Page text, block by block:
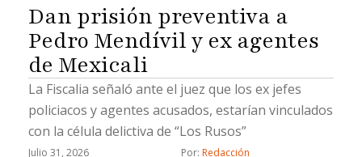
Dan prisión preventiva a
Pedro Mendívil y ex agentes
de Mexicali
La Fiscalia señaló ante el juez que los ex jefes
policiacos y agentes acusados, estarían vinculados
con la célula delictiva de “Los Rusos”
Julio 31, 2026 Por: Redacción